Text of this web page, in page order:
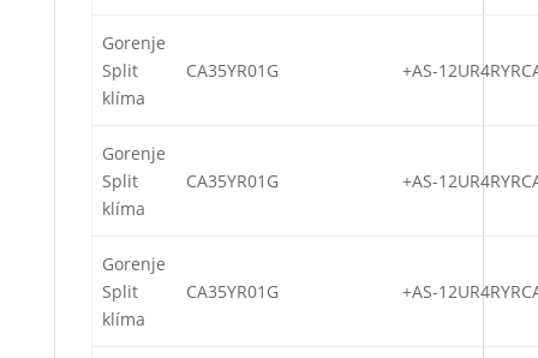
Gorenje
Split
klíma
CA35YR01G +AS-
Gorenje
Split
klíma
CA35YR01G +AS-
Gorenje
Split
klíma
CA35YR01G +AS-